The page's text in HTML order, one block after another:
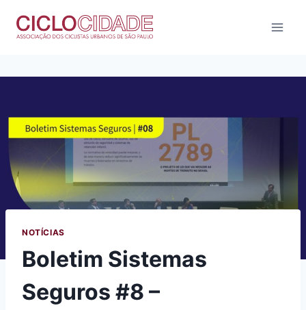
para
NOTÍCIAS
Boletim Sistemas
Seguros #8 –